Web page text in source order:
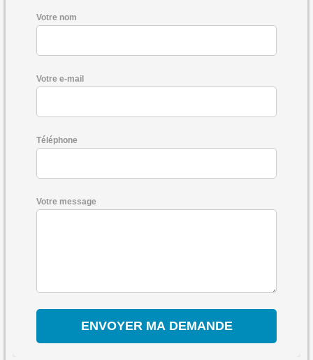
Votre nom
Votre e-mail
Téléphone
Votre message